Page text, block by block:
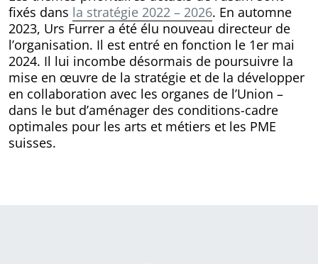
fixés dans la stratégie 2022 – 2026. En automne
2023, Urs Furrer a été élu nouveau directeur de
l’organisation. Il est entré en fonction le 1er mai
2024. Il lui incombe désormais de poursuivre la
mise en œuvre de la stratégie et de la développer
en collaboration avec les organes de l’Union –
dans le but d’aménager des conditions-cadre
optimales pour les arts et métiers et les PME
suisses.